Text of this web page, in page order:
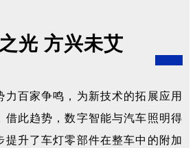
光 方兴未艾
力百家争鸣，为新技术的拓展应用
借此趋势，数字智能与汽车照明得
提升了车灯零部件在整车中的附加